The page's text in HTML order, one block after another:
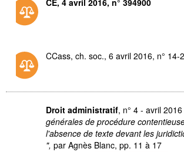
CE, 4 avril 2016, n° 394900
CCass, ch. soc., 6 avril 2016, n° 14-
Droit administratif, n° 4 - avril 2016
générales de procédure
l'absence de texte devant les
", par Agnès Blanc, pp. 11 à 17